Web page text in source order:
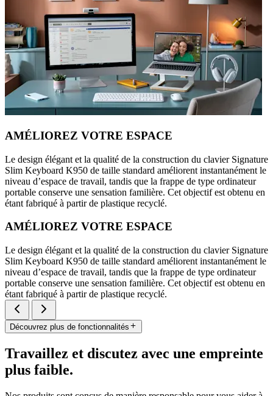
AMÉLIOREZ VOTRE ESPACE
Le design élégant et la qualité de la construction du clavier Signature
Slim Keyboard K950 de taille standard améliorent instantanément le
niveau d’espace de travail, tandis que la frappe de type ordinateur
portable conserve une sensation familière. Cet objectif est obtenu en
étant fabriqué à partir de plastique recyclé.
AMÉLIOREZ VOTRE ESPACE
Le design élégant et la qualité de la construction du clavier Signature
Slim Keyboard K950 de taille standard améliorent instantanément le
niveau d’espace de travail, tandis que la frappe de type ordinateur
portable conserve une sensation familière. Cet objectif est obtenu en
étant fabriqué à partir de plastique recyclé.
Découvrez plus de fonctionnalités
Travaillez et discutez avec une empreinte
plus faible.